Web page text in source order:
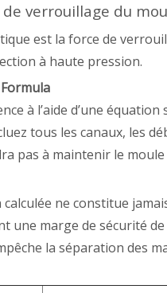
verrouillage du
est la force de
à haute pression.
à l’aide d’une
tous les canaux, les
pas à maintenir le
ne constitue
une marge de sécurité
la séparation des